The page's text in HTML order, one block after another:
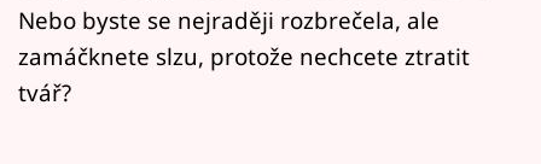
Sledujte nás
Nebo byste se nejraději rozbrečela, ale
zamáčknete slzu, protože nechcete ztratit
tvář?